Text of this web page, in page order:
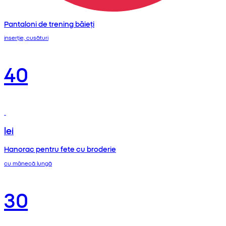
Pantaloni de trening băieți
inserție, cusături
40
lei
Hanorac pentru fete cu broderie
cu mânecă lungă
30